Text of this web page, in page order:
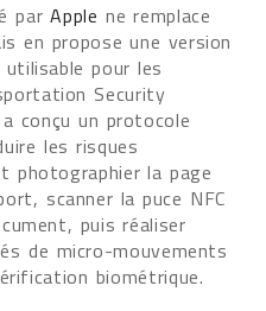
parApple ne remplace
en propose une version
pour les
Security
conçu un protocole
les risques
photographier la page
scanner la puce NFC
puis réaliser
de micro-mouvements
biométrique.